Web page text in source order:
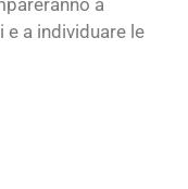
a individuare le